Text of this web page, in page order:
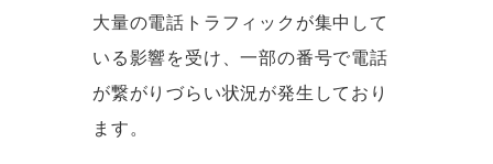
大量の電話トラフィックが集中して
いる影響を受け、一部の番号で電話
が繋がりづらい状況が発生しており
ます。